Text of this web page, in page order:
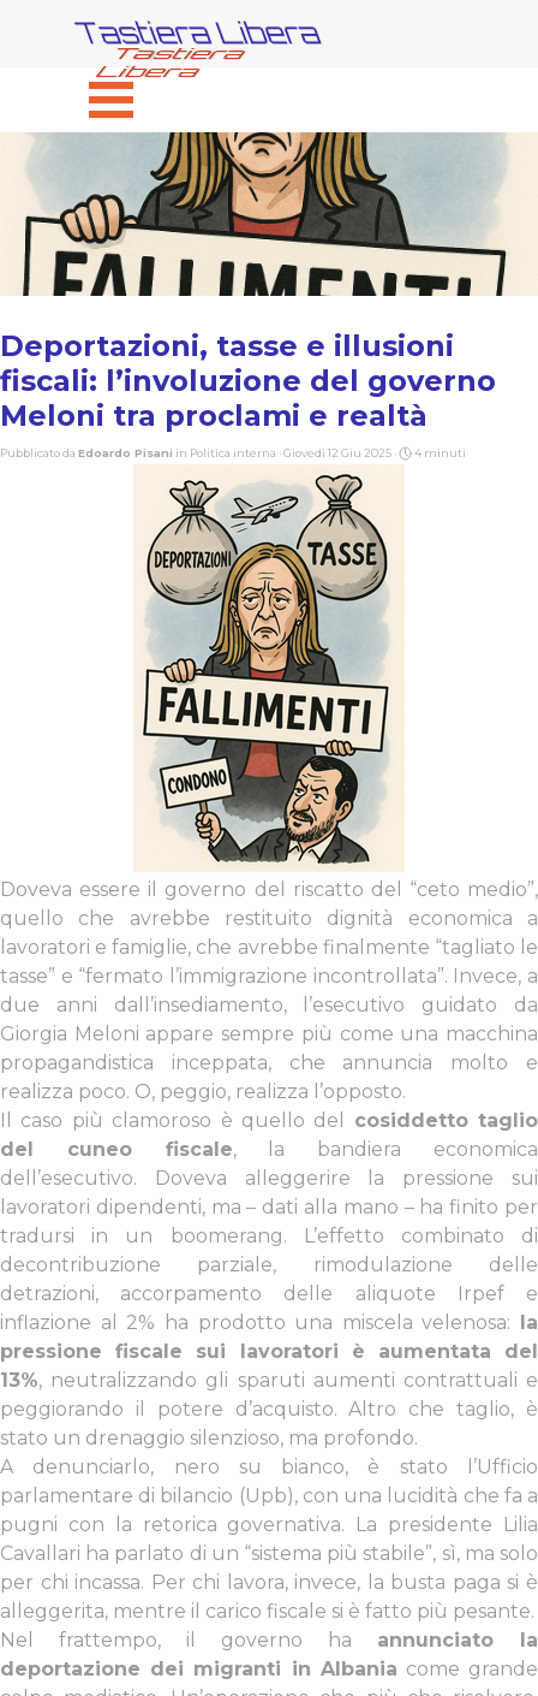
Tastiera Libera
Salta menù
Deportazioni, tasse e illusioni
fiscali: l’involuzione del governo
Meloni tra proclami e realtà
Pubblicato da Edoardo Pisani in Politica interna · Giovedì 12 Giu 2025 · 4 minuti
Doveva essere il governo del riscatto del “ceto medio”,
quello che avrebbe restituito dignità economica a
lavoratori e famiglie, che avrebbe finalmente “tagliato le
tasse” e “fermato l’immigrazione incontrollata”. Invece, a
due anni dall’insediamento, l’esecutivo guidato da
Giorgia Meloni appare sempre più come una macchina
propagandistica inceppata, che annuncia molto e
realizza poco. O, peggio, realizza l’opposto.
Il caso più clamoroso è quello del cosiddetto taglio
del cuneo fiscale, la bandiera economica
dell’esecutivo. Doveva alleggerire la pressione sui
lavoratori dipendenti, ma – dati alla mano – ha finito per
tradursi in un boomerang. L’effetto combinato di
decontribuzione parziale, rimodulazione delle
detrazioni, accorpamento delle aliquote Irpef e
inflazione al 2% ha prodotto una miscela velenosa:
la
pressione fiscale sui lavoratori è aumentata del
13%, neutralizzando gli sparuti aumenti contrattuali e
peggiorando il potere d’acquisto. Altro che taglio, è
stato un drenaggio silenzioso, ma profondo.
A denunciarlo, nero su bianco, è stato l’Ufficio
parlamentare di bilancio (Upb), con una lucidità che fa a
pugni con la retorica governativa. La presidente Lilia
Cavallari ha parlato di un “sistema più stabile”, sì, ma solo
per chi incassa. Per chi lavora, invece, la busta paga si è
alleggerita, mentre il carico fiscale si è fatto più pesante.
Nel frattempo, il governo ha annunciato la
deportazione dei migranti in Albania come grande